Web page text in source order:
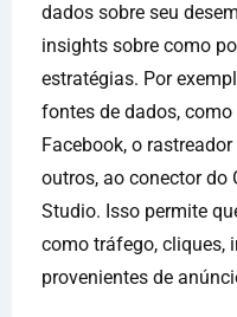
dados sobre seu
insights sobre como
estratégias. Por
fontes de dados,
Facebook, o
outros, ao conector do
Studio. Isso permite
como tráfego, cliques,
provenientes de